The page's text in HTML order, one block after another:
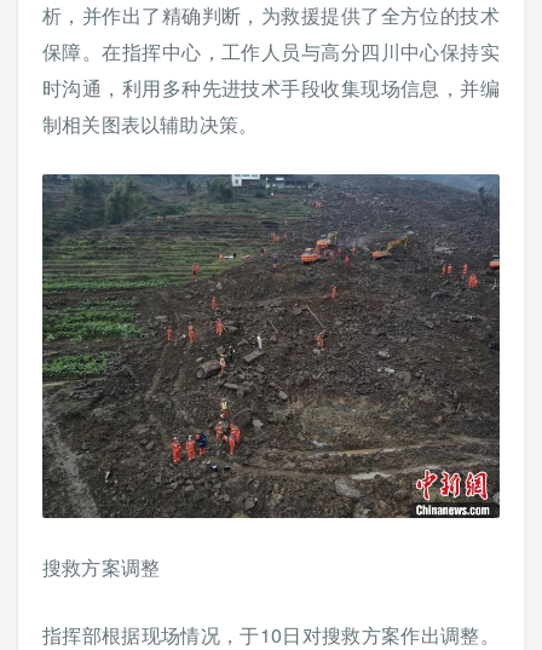
析，并作出了精确判断，为救援提供了全方位的技术
保障。在指挥中心，工作人员与高分四川中心保持实
时沟通，利用多种先进技术手段收集现场信息，并编
制相关图表以辅助决策。
搜救方案调整
指挥部根据现场情况，于10日对搜救方案作出调整。